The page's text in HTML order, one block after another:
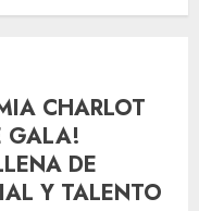
CHARLOT
GALA!
DE
Y TALENTO